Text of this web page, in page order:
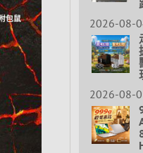
2026-08-
2026-08-